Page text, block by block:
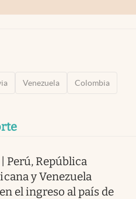
Venezuela Colombia
Perú, República
y Venezuela
el ingreso al país de